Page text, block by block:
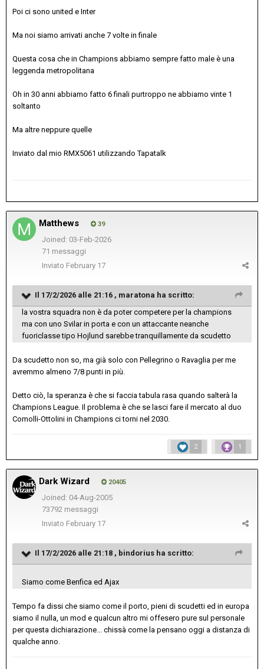
Poi ci sono united e Inter
Ma noi siamo arrivati anche 7 volte in finale
Questa cosa che in Champions abbiamo sempre fatto male è una
leggenda metropolitana
Oh in 30 anni abbiamo fatto 6 finali purtroppo ne abbiamo vinte 1
soltanto
Ma altre neppure quelle
Inviato dal mio RMX5061 utilizzando Tapatalk
Matthews 39
Joined: 03-Feb-2026
71 messaggi
Inviato February 17
Il 17/2/2026 alle 21:16 , maratona ha scritto:
la vostra squadra non è da poter competere per la champions
ma con uno Svilar in porta e con un attaccante neanche
fuoriclasse tipo Hojlund sarebbe tranquillamente da scudetto
Da scudetto non so, ma già solo con Pellegrino o Ravaglia per me
avremmo almeno 7/8 punti in più.
Detto ciò, la speranza è che si faccia tabula rasa quando salterà la
Champions League. Il problema è che se lasci fare il mercato al duo
Comolli-Ottolini in Champions ci torni nel 2030.
2 1
Dark Wizard 20405
Joined: 04-Aug-2005
73792 messaggi
Inviato February 17
Il 17/2/2026 alle 21:18 , bindorius ha scritto:
Siamo come Benfica ed Ajax
Tempo fa dissi che siamo come il porto, pieni di scudetti ed in europa
siamo il nulla, un mod e qualcun altro mi offesero pure sul personale
per questa dichiarazione... chissà come la pensano oggi a distanza di
qualche anno.